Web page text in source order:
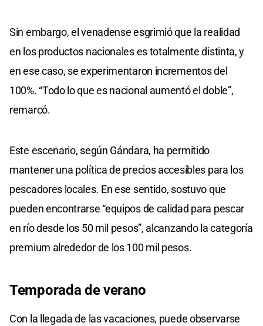
Sin embargo, el venadense esgrimió que la realidad
en los productos nacionales es totalmente distinta, y
en ese caso, se experimentaron incrementos del
100%. “Todo lo que es nacional aumentó el doble”,
remarcó.
Este escenario, según Gándara, ha permitido
mantener una política de precios accesibles para los
pescadores locales. En ese sentido, sostuvo que
pueden encontrarse “equipos de calidad para pescar
en río desde los 50 mil pesos”, alcanzando la categoría
premium alrededor de los 100 mil pesos.
Temporada de verano
Con la llegada de las vacaciones, puede observarse